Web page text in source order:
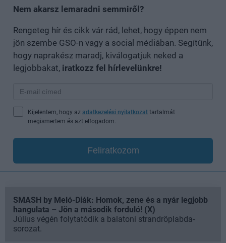
Nem akarsz lemaradni semmiről?
Rengeteg hír és cikk vár rád, lehet, hogy éppen nem
jön szembe GSO-n vagy a social médiában. Segítünk,
hogy naprakész maradj, kiválogatjuk neked a
legjobbakat, iratkozz fel hírlevelünkre!
Kijelentem, hogy az adatkezelési nyilatkozat tartalmát
megismertem és azt elfogadom.
Feliratkozom
SMASH by Meló-Diák: Homok, zene és a nyár legjobb
hangulata – Jön a második forduló! (X)
Július végén folytatódik a balatoni strandröplabda-
sorozat.